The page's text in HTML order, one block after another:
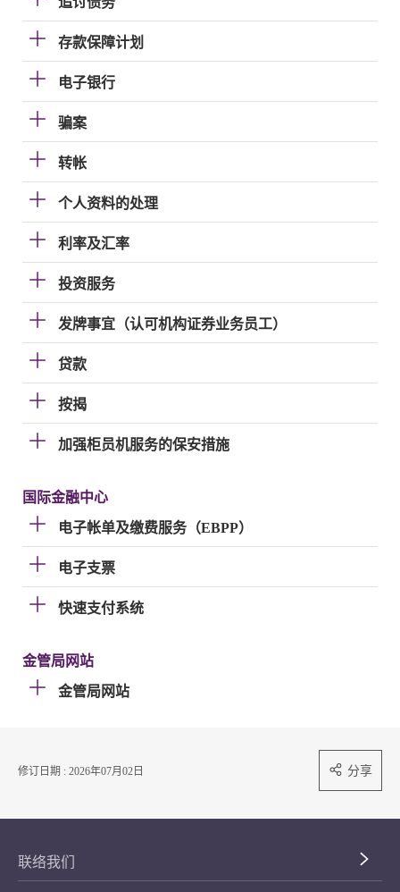
存款保障计划
电子银行
骗案
转帐
个人资料的处理
利率及汇率
投资服务
发牌事宜（认可机构证券业务员工）
贷款
按揭
加强柜员机服务的保安措施
国际金融中心
电子帐单及缴费服务（EBPP）
电子支票
快速支付系统
金管局网站
金管局网站
修订日期 : 2026年07月02日 分享
联络我们